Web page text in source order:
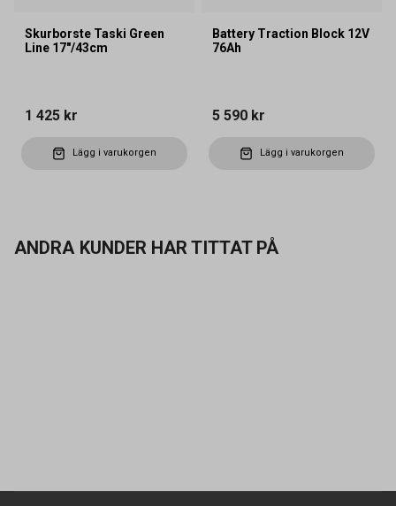
Skurborste Taski Green
Line 17"/43cm
1 425 kr
Lägg i varukorgen
Battery Traction Block 12V
76Ah
5 590 kr
Lägg i varukorgen
ANDRA KUNDER HAR TITTAT PÅ